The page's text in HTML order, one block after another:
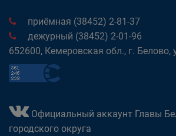
приёмная (38452) 2-81-37
дежурный (38452) 2-01-96
652600, Кемеровская обл., г. Белово,
Официальный аккаунт Главы
городского округа